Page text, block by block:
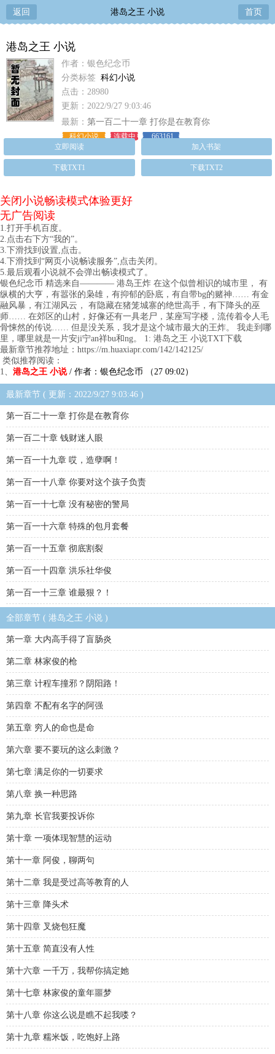
返回 港岛之王 小说 首页
港岛之王 小说
作者：银色纪念币
分类标签 科幻小说
点击：28980
更新：2022/9/27 9:03:46
最新： 第一百二十一章 打你是在教育你
科幻小说 连载中
663161
立即阅读
加入书架
下载TXT1 下载TXT2
关闭小说畅读模式体验更好
无广告阅读
1.打开手机百度。
2.点击右下方“我的”。
3.下滑找到设置,点击。
4.下滑找到“网页小说畅读服务”,点击关闭。
5.最后观看小说就不会弹出畅读模式了。
银色纪念币 精选来自———— 港岛王炸 在这个似曾相识的城市里， 有
纵横的大亨，有嚣张的枭雄，有抑郁的卧底，有自带bg的赌神…… 有金
融风暴，有江湖风云， 有隐藏在猪笼城寨的绝世高手，有下降头的巫
师…… 在郊区的山村，好像还有一具老尸，某座写字楼，流传着令人毛
骨悚然的传说…… 但是没关系，我才是这个城市最大的王炸。 我走到哪
里，哪里就是一片安ji宁an祥bu和ng。 1: 港岛之王 小说TXT下载
最新章节推荐地址：https://m.huaxiapr.com/142/142125/
类似推荐阅读：
1、 港岛之王 小说/ 作者：银色纪念币 （27 09:02）
最新章节 ( 更新：2022/9/27 9:03:46 )
第一百二十一章 打你是在教育你
第一百二十章 钱财迷人眼
第一百一十九章 哎，造孽啊！
第一百一十八章 你要对这个孩子负责
第一百一十七章 没有秘密的警局
第一百一十六章 特殊的包月套餐
第一百一十五章 彻底割裂
第一百一十四章 洪乐社华俊
第一百一十三章 谁最狠？！
全部章节 ( 港岛之王 小说 )
第一章 大内高手得了盲肠炎
第二章 林家俊的枪
第三章 计程车撞邪？阴阳路！
第四章 不配有名字的阿强
第五章 穷人的命也是命
第六章 要不要玩的这么刺激？
第七章 满足你的一切要求
第八章 换一种思路
第九章 长官我要投诉你
第十章 一项体现智慧的运动
第十一章 阿俊，聊两句
第十二章 我是受过高等教育的人
第十三章 降头术
第十四章 叉烧包狂魔
第十五章 简直没有人性
第十六章 一千万，我帮你搞定她
第十七章 林家俊的童年噩梦
第十八章 你这么说是瞧不起我喽？
第十九章 糯米饭，吃饱好上路